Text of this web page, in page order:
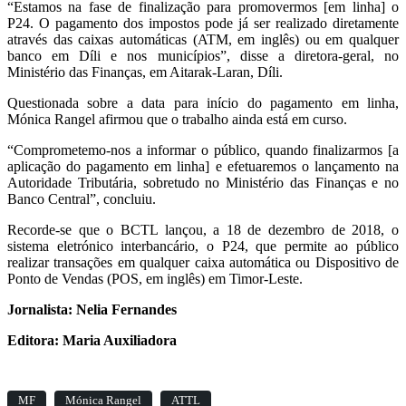
“Estamos na fase de finalização para promovermos [em linha] o
P24. O pagamento dos impostos pode já ser realizado diretamente
através das caixas automáticas (ATM, em inglês) ou em qualquer
banco em Díli e nos municípios”, disse a diretora-geral, no
Ministério das Finanças, em Aitarak-Laran, Díli.
Questionada sobre a data para início do pagamento em linha,
Mónica Rangel afirmou que o trabalho ainda está em curso.
“Comprometemo-nos a informar o público, quando finalizarmos [a
aplicação do pagamento em linha] e efetuaremos o lançamento na
Autoridade Tributária, sobretudo no Ministério das Finanças e no
Banco Central”, concluiu.
Recorde-se que o BCTL lançou, a 18 de dezembro de 2018, o
sistema eletrónico interbancário, o P24, que permite ao público
realizar transações em qualquer caixa automática ou Dispositivo de
Ponto de Vendas (POS, em inglês) em Timor-Leste.
Jornalista: Nelia Fernandes
Editora: Maria Auxiliadora
MF Mónica Rangel ATTL